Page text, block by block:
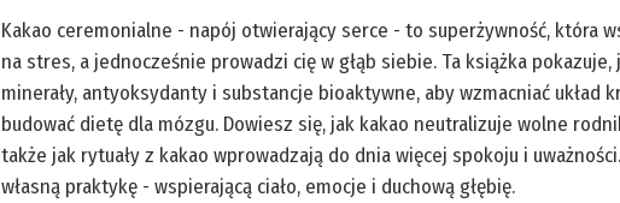
Kakao ceremonialne - napój otwierający serce - to superżywność, która
na stres, a jednocześnie prowadzi cię w głąb siebie. Ta książka
minerały, antyoksydanty i substancje bioaktywne, aby wzmacniać układ
budować dietę dla mózgu. Dowiesz się, jak kakao neutralizuje wolne
także jak rytuały z kakao wprowadzają do dnia więcej spokoju i
własną praktykę - wspierającą ciało, emocje i duchową głębię.